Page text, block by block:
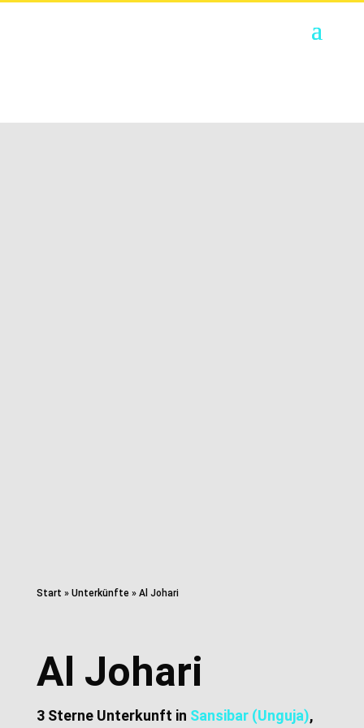
Start » Unterkünfte » Al Johari
Al Johari
3 Sterne Unterkunft in Sansibar (Unguja),